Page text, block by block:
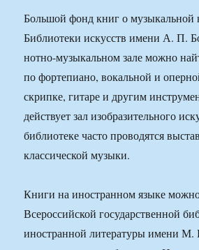
Большой фонд книг о музыкальной
Библиотеки искусств имени А. П.
нотно-музыкальном зале можно
по фортепиано, вокальной и
скрипке, гитаре и другим
действует зал изобразительного
библиотеке часто проводятся
классической музыки.
Книги на иностранном языке
Всероссийской государственной
иностранной литературы имени